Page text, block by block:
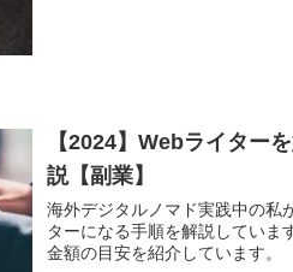
【2024】Webライター
説【副業】
海外デジタルノマド実践中の私
ターになる手順を解説していま
金額の目安を紹介しています。